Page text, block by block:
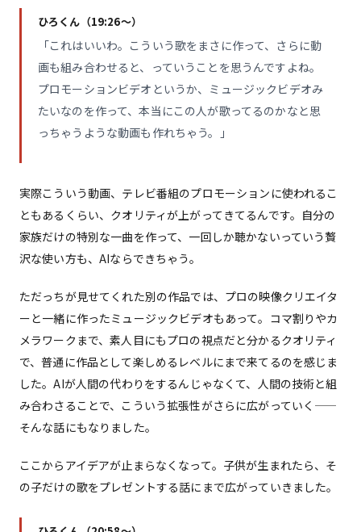
ひろくん（19:26〜）
「これはいいわ。こういう歌をまさに作って、さらに動
画も組み合わせると、っていうことを思うんですよね。
プロモーションビデオというか、ミュージックビデオみ
たいなのを作って、本当にこの人が歌ってるのかなと思
っちゃうような動画も作れちゃう。」
実際こういう動画、テレビ番組のプロモーションに使われるこ
ともあるくらい、クオリティが上がってきてるんです。自分の
家族だけの特別な一曲を作って、一回しか聴かないっていう贅
沢な使い方も、AIならできちゃう。
ただっちが見せてくれた別の作品では、プロの映像クリエイタ
ーと一緒に作ったミュージックビデオもあって。コマ割りやカ
メラワークまで、素人目にもプロの視点だと分かるクオリティ
で、普通に作品として楽しめるレベルにまで来てるのを感じま
した。AIが人間の代わりをするんじゃなくて、人間の技術と組
み合わさることで、こういう拡張性がさらに広がっていく——
そんな話にもなりました。
ここからアイデアが止まらなくなって。子供が生まれたら、そ
の子だけの歌をプレゼントする話にまで広がっていきました。